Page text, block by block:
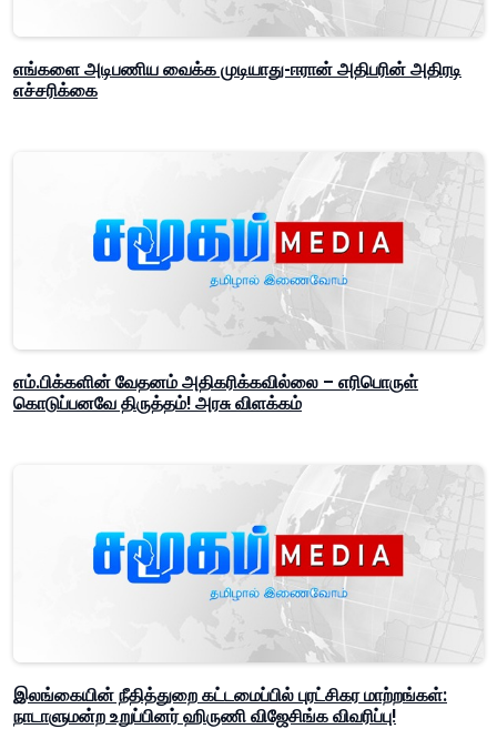
எங்களை அடிபணிய வைக்க முடியாது-ஈரான் அதிபரின் அதிரடி
எச்சரிக்கை
எம்.பிக்களின் வேதனம் அதிகரிக்கவில்லை – எரிபொருள்
கொடுப்பனவே திருத்தம்! அரசு விளக்கம்
இலங்கையின் நீதித்துறை கட்டமைப்பில் புரட்சிகர மாற்றங்கள்:
நாடாளுமன்ற உறுப்பினர் ஹிருணி விஜேசிங்க விவரிப்பு!